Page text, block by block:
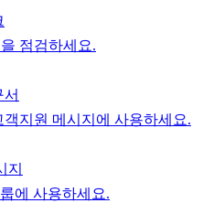
점검하세요.
지원 메시지에 사용하세요.
지
에 사용하세요.